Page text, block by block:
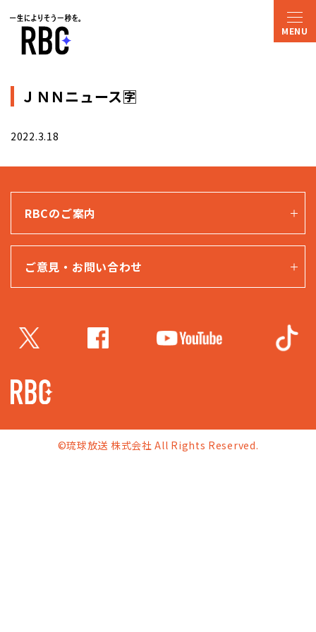
ＪＮＮニュース🈑
2022.3.18
RBCのご案内
ご意見・お問い合わせ
©琉球放送 株式会社 All Rights Reserved.